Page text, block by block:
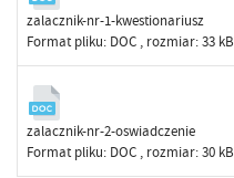
zalacznik-nr-1-kwestionariusz
Format pliku: DOC , rozmiar: 33
zalacznik-nr-2-oswiadczenie
Format pliku: DOC , rozmiar: 30